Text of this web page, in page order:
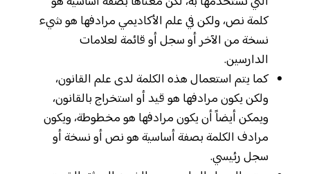
كلمة نص، ولكن في علم الأكاديمي مرادفها هو شيء
نسخة من الآخر أو سجل أو قائمة لعلامات
الدارسين.
كما يتم استعمال هذه الكلمة لدى علم القانون،
ولكن يكون مرادفها هو قيد أو استخراج بالقانون،
ويمكن أيضاً أن يكون مرادفها هو مخطوطة، ويكون
مرادف الكلمة بصفة أساسية هو نص أو نسخة أو
سجل رئيسي.